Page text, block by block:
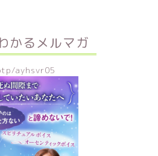
かるメルマガ
ayhsvr05